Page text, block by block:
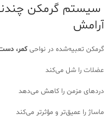
سیستم گرمکن
آرامش
گرمکن تعبیه‌شده در نواحی کمر،
عضلات را شل می‌کند
دردهای مزمن را کاهش می‌دهد
ماساژ را عمیق‌تر و مؤثرتر می‌کند